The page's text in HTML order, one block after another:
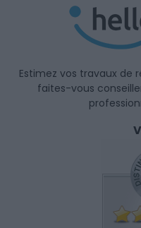
Estimez vos travaux de
faites-vous